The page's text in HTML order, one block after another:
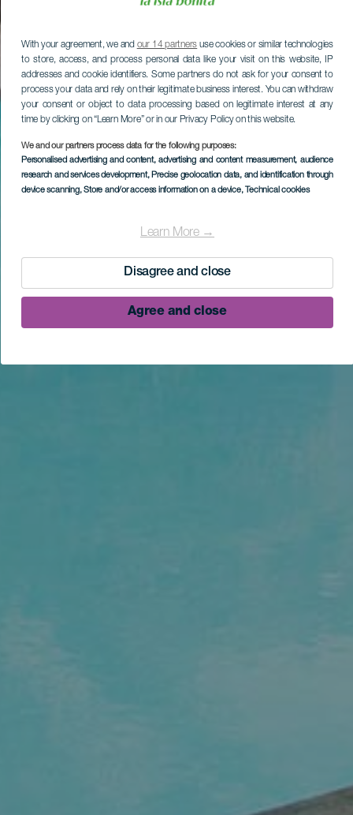
With your agreement, we and our 14 partners use cookies or similar technologies
to store, access, and process personal data like your visit on this website, IP
addresses and cookie identifiers. Some partners do not ask for your consent to
process your data and rely on their legitimate business interest. You can withdraw
your consent or object to data processing based on legitimate interest at any
time by clicking on “Learn More” or in our Privacy Policy on this website.
We and our partners process data for the following purposes:
Personalised advertising and content, advertising and content measurement, audience
research and services development, Precise geolocation data, and identification through
device scanning, Store and/or access information on a device, Technical cookies
Learn More →
Disagree and close
Agree and close